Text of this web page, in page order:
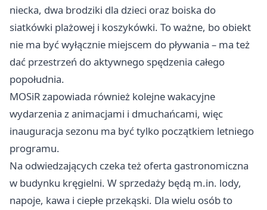
niecka, dwa brodziki dla dzieci oraz boiska do
siatkówki plażowej i koszykówki. To ważne, bo obiekt
nie ma być wyłącznie miejscem do pływania – ma też
dać przestrzeń do aktywnego spędzenia całego
popołudnia.
MOSiR zapowiada również kolejne wakacyjne
wydarzenia z animacjami i dmuchańcami, więc
inauguracja sezonu ma być tylko początkiem letniego
programu.
Na odwiedzających czeka też oferta gastronomiczna
w budynku kręgielni. W sprzedaży będą m.in. lody,
napoje, kawa i ciepłe przekąski. Dla wielu osób to